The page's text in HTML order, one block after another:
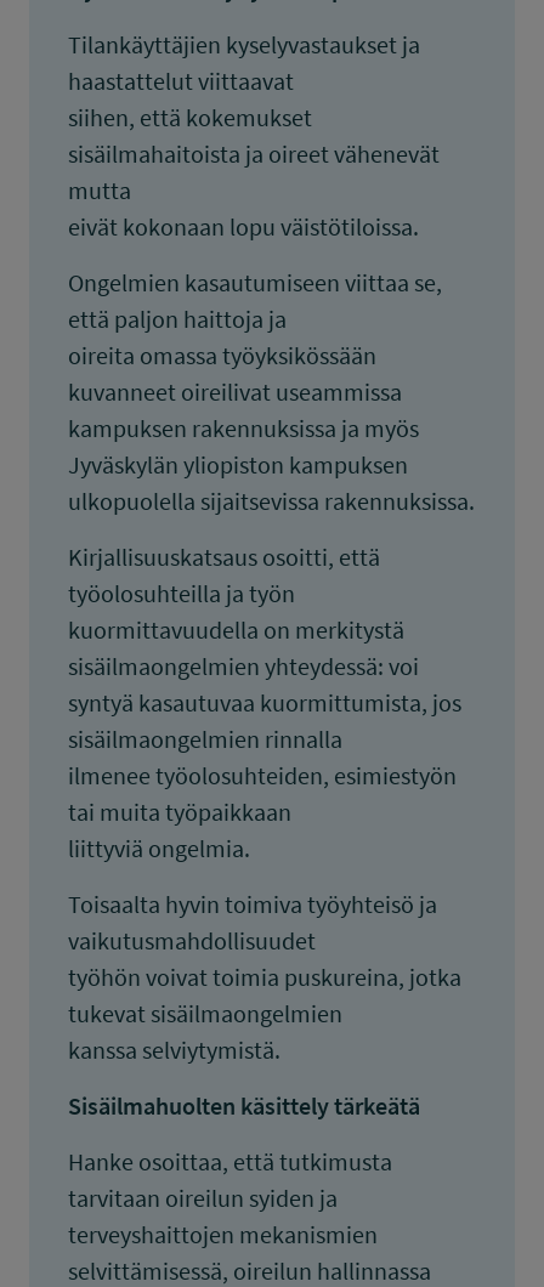
Tilankäyttäjien kyselyvastaukset ja
haastattelut viittaavat
siihen, että kokemukset
sisäilmahaitoista ja oireet vähenevät
mutta
eivät kokonaan lopu väistötiloissa.
Ongelmien kasautumiseen viittaa se,
että paljon haittoja ja
oireita omassa työyksikössään
kuvanneet oireilivat useammissa
kampuksen rakennuksissa ja myös
Jyväskylän yliopiston kampuksen
ulkopuolella sijaitsevissa rakennuksissa.
Kirjallisuuskatsaus osoitti, että
työolosuhteilla ja työn
kuormittavuudella on merkitystä
sisäilmaongelmien yhteydessä: voi
syntyä kasautuvaa kuormittumista, jos
sisäilmaongelmien rinnalla
ilmenee työolosuhteiden, esimiestyön
tai muita työpaikkaan
liittyviä ongelmia.
Toisaalta hyvin toimiva työyhteisö ja
vaikutusmahdollisuudet
työhön voivat toimia puskureina, jotka
tukevat sisäilmaongelmien
kanssa selviytymistä.
Sisäilmahuolten käsittely tärkeätä
Hanke osoittaa, että tutkimusta
tarvitaan oireilun syiden ja
terveyshaittojen mekanismien
selvittämisessä, oireilun hallinnassa